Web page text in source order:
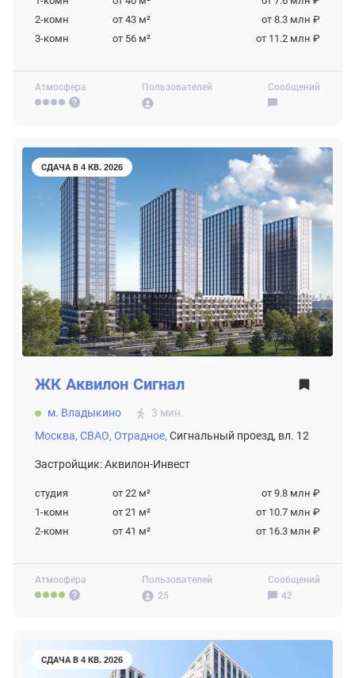
Атмосфера Пользователей Сообщений
2-комн
от 43 м²
от 8.3 млн ₽
3-комн
от 56 м² от 11.2 млн ₽
СДАЧА В 4 КВ. 2026
Атмосфера
Пользователей
25
Сообщений
42
ЖК Аквилон Сигнал
м. Владыкино
3 мин.
Москва, СВАО, Отрадное, Сигнальный проезд, вл. 12
Застройщик: Аквилон-Инвест
студия от 22 м²
от 9.8 млн ₽
1-комн
от 21 м²
от 10.7 млн ₽
2-комн
от 41 м² от 16.3 млн ₽
СДАЧА В 4 КВ. 2026